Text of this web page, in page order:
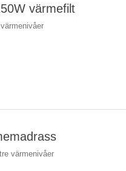
värmefilt
värmenivåer